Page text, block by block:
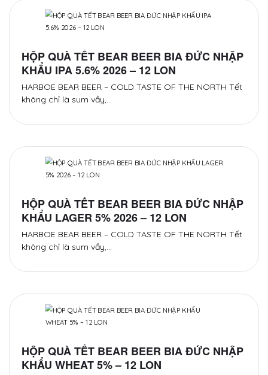
HỘP QUÀ TẾT BEAR BEER BIA ĐỨC NHẬP
KHẨU IPA 5.6% 2026 – 12 LON
HARBOE BEAR BEER – COLD TASTE OF THE NORTH Tết
không chỉ là sum vầy,…
HỘP QUÀ TẾT BEAR BEER BIA ĐỨC NHẬP
KHẨU LAGER 5% 2026 – 12 LON
HARBOE BEAR BEER – COLD TASTE OF THE NORTH Tết
không chỉ là sum vầy,…
HỘP QUÀ TẾT BEAR BEER BIA ĐỨC NHẬP
KHẨU WHEAT 5% – 12 LON